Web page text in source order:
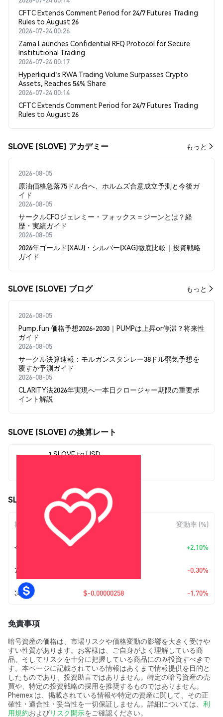
CFTC Extends Comment Period for 24/7 Futures Trading
Rules to August 26
2026-07-24 00:26
Zama Launches Confidential RFQ Protocol for Secure
Institutional Trading
2026-07-24 00:17
Hyperliquid's RWA Trading Volume Surpasses Crypto
Assets, Reaches 54% Share
2026-07-24 00:14
CFTC Extends Comment Period for 24/7 Futures Trading
Rules to August 26
SLOVE (SLOVE) アカデミー もっと
2026-08-05
原油価格急落75ドル台へ、ホルムズ合意成立予測と今後ガ
イド
2026-08-05
サークルCFOジェレミー・フォックス＝ジーンとは？経
歴・実績ガイド
2026-08-05
2026年ゴールド(XAU)・シルバー(XAG)徹底比較｜投資戦略
ガイド
SLOVE (SLOVE) ブログ もっと
2026-08-05
Pump.fun 価格予想2026-2030｜PUMPは上昇or停滞？将来性
ガイド
2026-08-05
サークル決算速報：モルガンスタンレー38ドル弱気予想を
覆すか予測ガイド
2026-08-05
CLARITY法2026年実現へ―本日クロージャー期限の重要ポ
イント解説
SLOVE (SLOVE) の換算レート
1 SLOVE to USD
SLOVE (SLOVE) の価格変動
期間 金額変動 変動率 (%)
今日 +2.10%
7日 -0.30%
30日 $-0.00000258 -1.70%
免責事項
暗号資産の価格は、市場リスクや価格変動の影響を大きく受けや
すい性質があります。お客様は、ご自身がよく理解している商
品、そしてリスクを十分に把握している商品にのみ投資すべきで
す。本ページに記載されている情報はあくまで情報提供を目的と
したものであり、投資助言ではありません。特定の暗号資産の売
買や、特定の投資戦略の採用を推奨するものではありません。
Phemex は、掲載されている情報や特定の資産に関して、その正
確性・適合性・妥当性を一切保証しません。詳細については、 利
用規約およびリスク開示をご確認ください。